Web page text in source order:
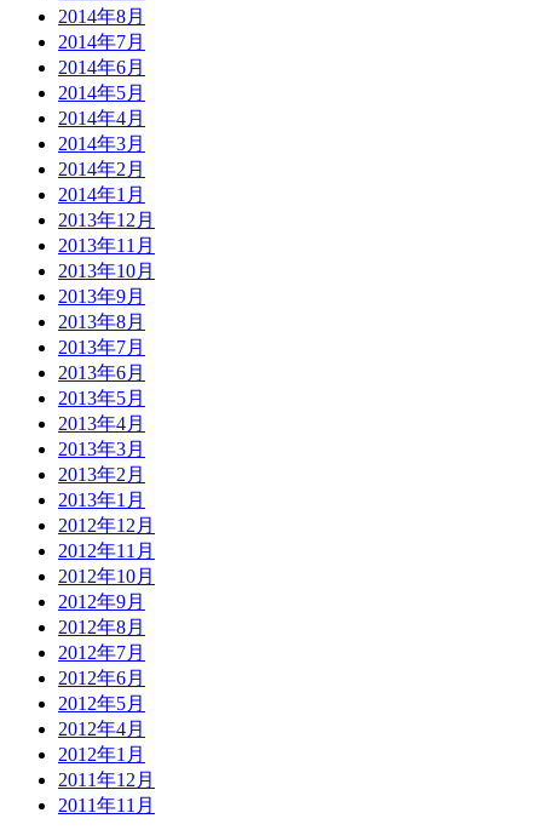
2014年8月
2014年7月
2014年6月
2014年5月
2014年4月
2014年3月
2014年2月
2014年1月
2013年12月
2013年11月
2013年10月
2013年9月
2013年8月
2013年7月
2013年6月
2013年5月
2013年4月
2013年3月
2013年2月
2013年1月
2012年12月
2012年11月
2012年10月
2012年9月
2012年8月
2012年7月
2012年6月
2012年5月
2012年4月
2012年1月
2011年12月
2011年11月